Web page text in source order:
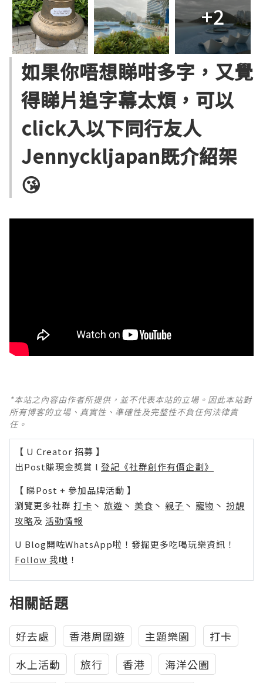
+2
如果你唔想睇咁多字，又覺
得睇片追字幕太煩，可以
click入以下同行友人
Jennyckljapan既介紹架
😘
*本站之內容由作者所提供，並不代表本站的立場。因此本站對
所有博客的立場、真實性、準確性及完整性不負任何法律責
任。
【 U Creator 招募 】
出Post賺現金獎賞 l 登記《社群創作有價企劃》
【 睇Post + 參加品牌活動 】
瀏覽更多社群 打卡 丶 旅遊 丶 美食 丶 親子 丶 寵物 丶 扮靚
攻略及 活動情報
U Blog開咗WhatsApp啦！發掘更多吃喝玩樂資訊！
Follow 我哋 ！
相關話題
好去處 香港周圍遊 主題樂園
打卡
水上活動
旅行 香港 海洋公園